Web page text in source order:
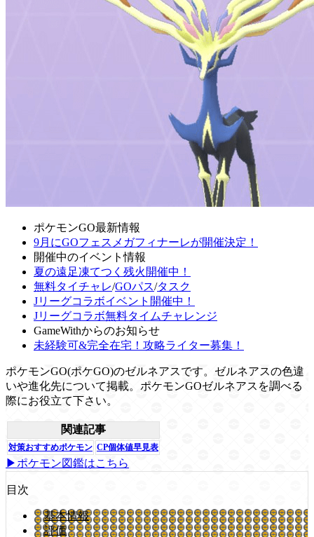
ポケモンGO最新情報
9月にGOフェスメガフィナーレが開催決定！
開催中のイベント情報
夏の遠足凍てつく残火開催中！
無料タイチャレ/GOパス/タスク
Jリーグコラボイベント開催中！
Jリーグコラボ無料タイムチャレンジ
GameWithからのお知らせ
未経験可&完全在宅！攻略ライター募集！
ポケモンGO(ポケGO)のゼルネアスです。ゼルネアスの色違
いや進化先について掲載。ポケモンGOゼルネアスを調べる
際にお役立て下さい。
関連記事
対策おすすめポケモン CP個体値早見表
▶ポケモン図鑑はこちら
目次
基本情報
評価